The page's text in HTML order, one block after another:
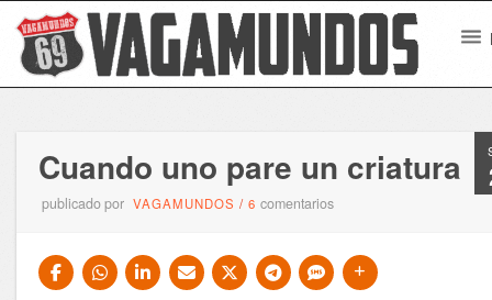
Cuando uno pare un criatura
publicado por VAGAMUNDOS /6comentarios